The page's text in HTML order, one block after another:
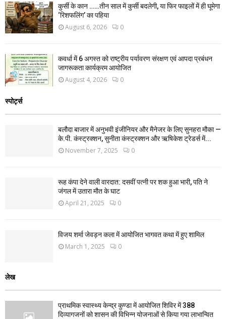
कुर्सी के कान ……तीन साल में कुर्सी बदलेगी, या फिर फाइलों में ही घूमेगा
‘रिशफलिंग’ का पहिया
August 6, 2026 0
कवर्धा में 6 अगस्त को राष्ट्रीय पर्यावरण संरक्षण एवं आपदा प्रबंधन
जागरूकता कार्यक्रम आयोजित
August 4, 2026 0
स्पोर्ट्स
बलौदा बाजार में अनुभवी इंजीनियर और मैनेजर के लिए सुनहरा मौका —
के.पी. कंस्ट्रक्शन, सुनीता कंस्ट्रक्शन और ऋषिकेश ट्रेडर्स में...
November 7, 2025 0
रूह कंपा देने वाली वारदात: दसवीं पत्नी पर शक हुआ भारी, पति ने
जंगल में उतारा मौत के घाट
April 21, 2025 0
विजय शर्मा जेवड़न कला में आयोजित भागवत कथा में हुए शामिल
March 1, 2025 0
लेख
प्राथमिक स्वास्थ्य केन्द्र कुण्डा में आयोजित शिविर में 388
दिव्यागजनों को शासन की विभिन्न योजनाओं से किया गया लाभान्वित